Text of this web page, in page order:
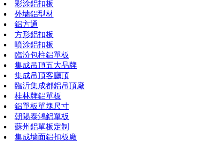
彩涂鋁扣板
外墻鋁型材
鋁方通
方形鋁扣板
噴涂鋁扣板
臨汾包柱鋁單板
集成吊頂五大品牌
集成吊頂客廳頂
臨沂集成都鋁吊頂廠
桂林牌鋁單板
鋁單板單塊尺寸
朝陽泰鴻鋁單板
蘇州鋁單板定制
集成墻面鋁扣板廠